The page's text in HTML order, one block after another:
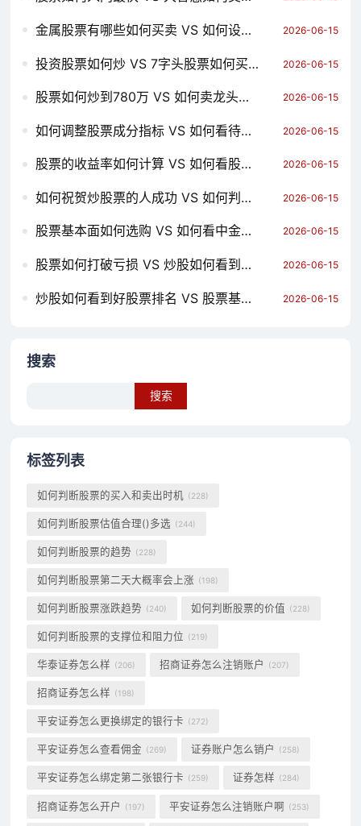
金属股票有哪些如何买卖 VS 如何设置股票价位提醒 哪个对你更有用？ 2026-06-15
投资股票如何炒 VS 7字头股票如何买 哪个对你更有用？ 2026-06-15
股票如何炒到780万 VS 如何卖龙头股票赚钱 哪个对你更有用？ 2026-06-15
如何调整股票成分指标 VS 如何看待苹果股票信号线 哪个对你更有用？ 2026-06-15
股票的收益率如何计算 VS 如何看股票长势图入门 哪个对你更有用？ 2026-06-15
如何祝贺炒股票的人成功 VS 如何判断高质量股票涨跌 哪个对你更有用？ 2026-06-15
股票基本面如何选购 VS 如何看中金股票持仓 哪个对你更有用？ 2026-06-15
股票如何打破亏损 VS 炒股如何看到好股票排名 哪个对你更有用？ 2026-06-15
炒股如何看到好股票排名 VS 股票基金如何看 哪个对你更有用？ 2026-06-15
搜索
标签列表
如何判断股票的买入和卖出时机 (228)
如何判断股票估值合理()多选 (244)
如何判断股票的趋势 (228)
如何判断股票第二天大概率会上涨 (198)
如何判断股票涨跌趋势 (240) 如何判断股票的价值 (228)
如何判断股票的支撑位和阻力位 (219)
华泰证券怎么样 (206) 招商证券怎么注销账户 (207)
招商证券怎么样 (198)
平安证券怎么更换绑定的银行卡 (272)
平安证券怎么查看佣金 (269) 证券账户怎么销户 (258)
平安证券怎么绑定第二张银行卡 (259) 证券怎样 (284)
招商证券怎么开户 (197) 平安证券怎么注销账户啊 (253)